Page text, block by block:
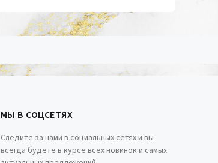
МЫ В СОЦСЕТЯХ
Следите за нами в социальных сетях и вы
всегда будете в курсе всех новинок и самых